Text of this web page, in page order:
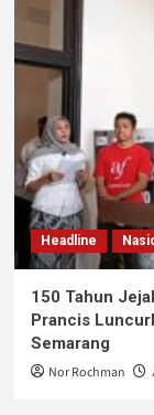
Headline
150 Tahun
Prancis
Semarang
Nor Rochman